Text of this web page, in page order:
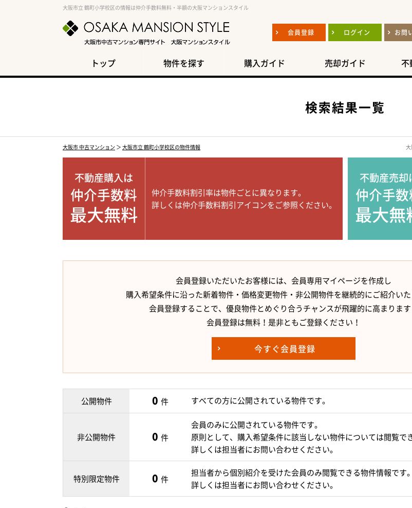
大阪市立 鶴町小学校区の情報は仲介手数料無料・半額の大阪マンションスタイル
会員登録 ログイン お問
トップ 物件を探す 購入ガイド 売却ガイド 不
検索結果一覧
大阪市 中古マンション ＞ 大阪市立 鶴町小学校区の物件情報
不動産購入は
仲介手数料
最大無料
仲介手数料割引率は物件ごとに異なります。
詳しくは仲介手数料割引アイコンをご参照ください。
不動産売却
仲介手
最大無
会員登録いただいたお客様には、会員専用マイページを作成し
購入希望条件に沿った新着物件・価格変更物件・非公開物件を継続的にご紹介いた
会員登録することで、優良物件とめぐり合うチャンスが飛躍的に高まります
会員登録は無料！是非ともご登録ください！
今すぐ会員登録
公開物件 0 件 すべての方に公開されている物件です。
非公開物件 0 件
会員のみに公開されている物件です。
原則として、購入希望条件に該当しない物件については閲覧で
詳しくは担当者にお問い合わせください。
特別限定物件 0 件
担当者から個別紹介を受けた会員のみ閲覧できる物件情報です。
詳しくは担当者にお問い合わせください。